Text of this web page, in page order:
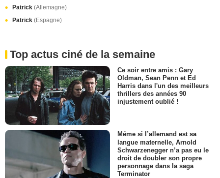
Patrick (Allemagne)
Patrick (Espagne)
Top actus ciné de la semaine
Ce soir entre amis : Gary
Oldman, Sean Penn et Ed
Harris dans l'un des meilleurs
thrillers des années 90
injustement oublié !
Même si l’allemand est sa
langue maternelle, Arnold
Schwarzenegger n’a pas eu le
droit de doubler son propre
personnage dans la saga
Terminator